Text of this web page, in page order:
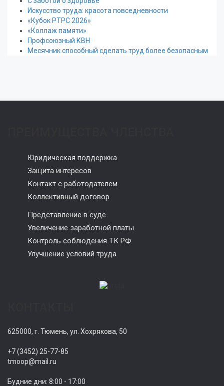
Искусство труда: красота повседневности
«Кубок РТРС 2026»
«Коллаж памяти»
Профсоюзный КВН
Месячник способный сделать труд более безопасным
Юридическая поддержка
Защита интересов
Контакт с работодателем
Коллективный договор
Представление в суде
Увеличение заработной платы
Контроль соблюдения ТК РФ
Улучшение условий труда
625000, г. Тюмень, ул. Хохрякова, 50
+7 (3452) 25-77-85
tmoop@mail.ru
Будние дни: 8:00 - 17:00